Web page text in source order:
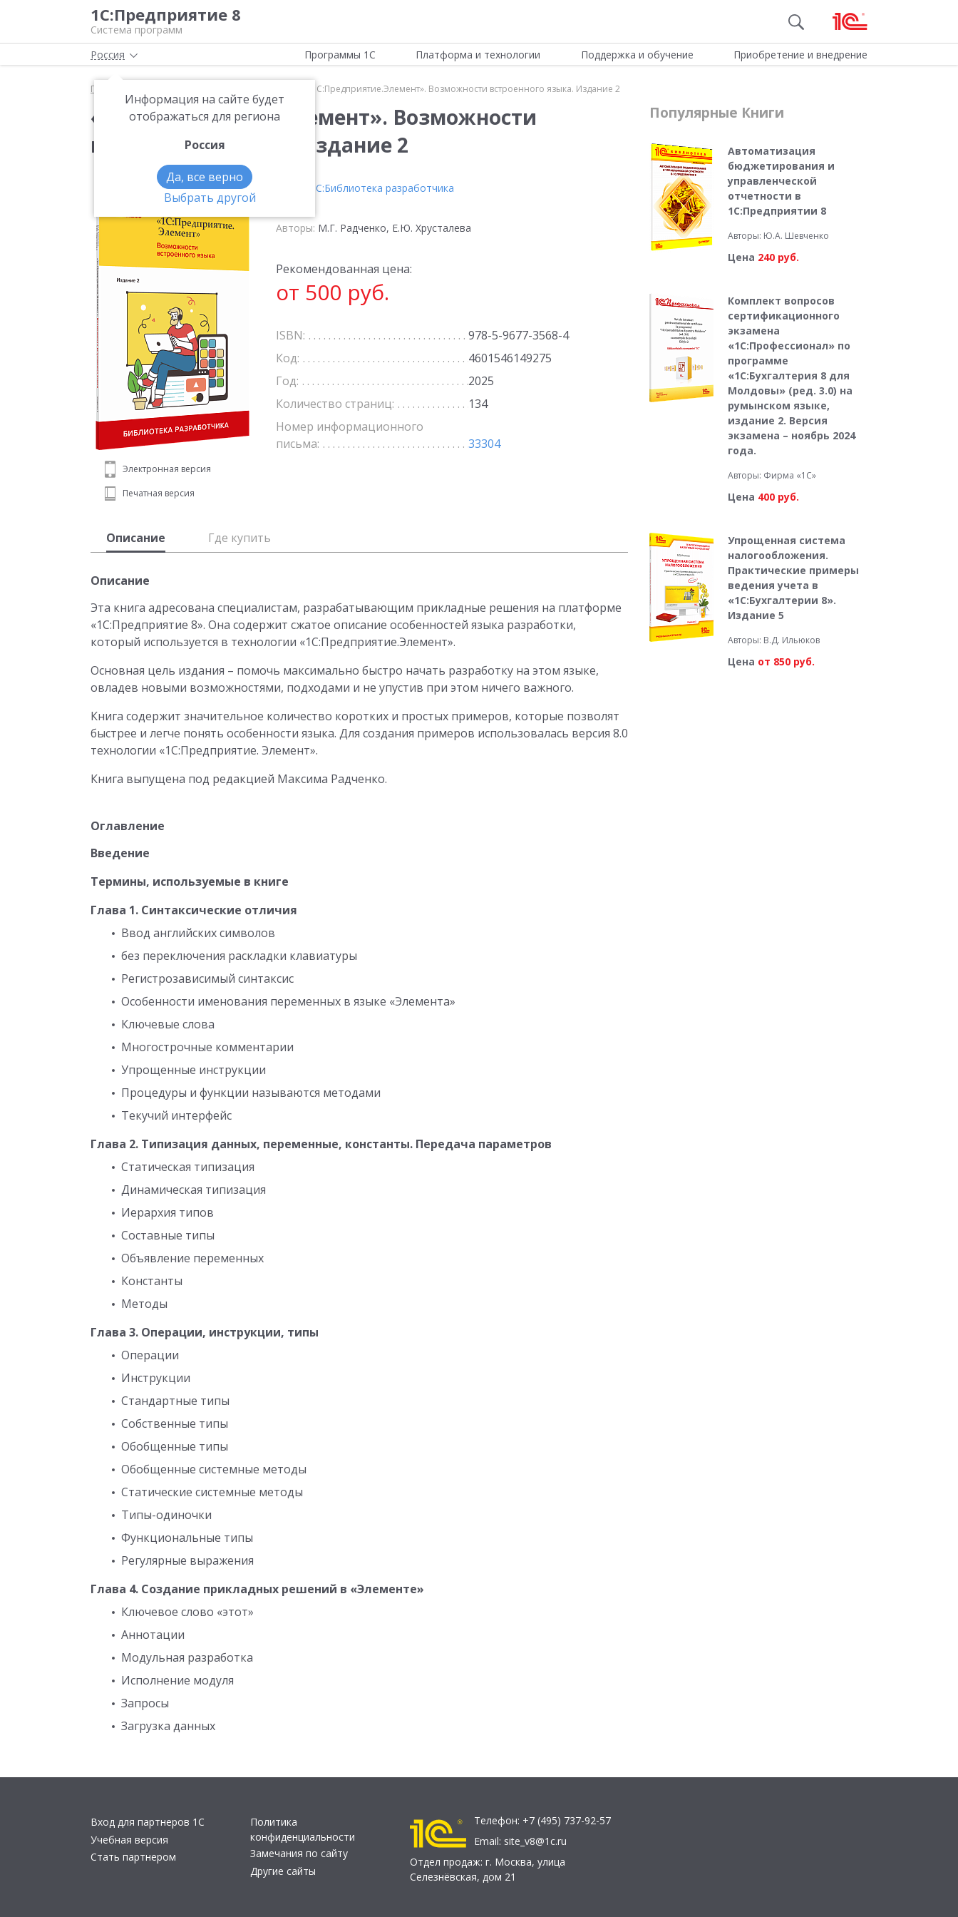
1С:Предприятие 8
Система программ
Россия
Информация на сайте будет
отображаться для региона
Россия
Да, все верно
Выбрать другой
Программы 1С Платформа и технологии Поддержка и обучение Приобретение и внедрение
Главная «1С:Предприятие.Элемент». Возможности встроенного языка. Издание 2
«1С:Предприятие.Элемент». Возможности
встроенного языка. Издание 2
Электронная версия
Печатная версия
1С:Библиотека разработчика
Авторы: М.Г. Радченко, Е.Ю. Хрусталева
Рекомендованная цена:
от 500 руб.
ISBN:
978-5-9677-3568-4
Код:
4601546149275
Год:
2025
Количество страниц:
134
Номер информационного
письма:
33304
Описание Где купить
Описание
Эта книга адресована специалистам, разрабатывающим прикладные решения на платформе
«1С:Предприятие 8». Она содержит сжатое описание особенностей языка разработки,
который используется в технологии «1С:Предприятие.Элемент».
Основная цель издания – помочь максимально быстро начать разработку на этом языке,
овладев новыми возможностями, подходами и не упустив при этом ничего важного.
Книга содержит значительное количество коротких и простых примеров, которые позволят
быстрее и легче понять особенности языка. Для создания примеров использовалась версия 8.0
технологии «1С:Предприятие. Элемент».
Книга выпущена под редакцией Максима Радченко.
Оглавление
Введение
Термины, используемые в книге
Глава 1. Синтаксические отличия
Ввод английских символов
без переключения раскладки клавиатуры
Регистрозависимый синтаксис
Особенности именования переменных в языке «Элемента»
Ключевые слова
Многострочные комментарии
Упрощенные инструкции
Процедуры и функции называются методами
Текучий интерфейс
Глава 2. Типизация данных, переменные, константы. Передача параметров
Статическая типизация
Динамическая типизация
Иерархия типов
Составные типы
Объявление переменных
Константы
Методы
Глава 3. Операции, инструкции, типы
Операции
Инструкции
Стандартные типы
Собственные типы
Обобщенные типы
Обобщенные системные методы
Статические системные методы
Типы-одиночки
Функциональные типы
Регулярные выражения
Глава 4. Создание прикладных решений в «Элементе»
Ключевое слово «этот»
Аннотации
Модульная разработка
Исполнение модуля
Запросы
Загрузка данных
Популярные Книги
Автоматизация
бюджетирования и
управленческой
отчетности в
1С:Предприятии 8
Авторы: Ю.А. Шевченко
Цена 240 руб.
Комплект вопросов
сертификационного
экзамена
«1С:Профессионал» по
программе
«1С:Бухгалтерия 8 для
Молдовы» (ред. 3.0) на
румынском языке,
издание 2. Версия
экзамена – ноябрь 2024
года.
Авторы: Фирма «1С»
Цена 400 руб.
Упрощенная система
налогообложения.
Практические примеры
ведения учета в
«1С:Бухгалтерии 8».
Издание 5
Авторы: В.Д. Ильюков
Цена от 850 руб.
Вход для партнеров 1С
Учебная версия
Стать партнером
Политика
конфиденциальности
Замечания по сайту
Другие сайты
Телефон: +7 (495) 737-92-57
Email: site_v8@1c.ru
Отдел продаж: г. Москва, улица
Селезнёвская, дом 21